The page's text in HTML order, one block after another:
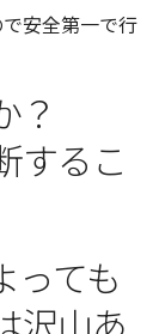
安全第一で行
？
するこ
っても